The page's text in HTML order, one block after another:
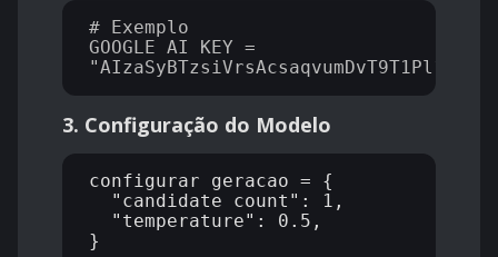
# Exemplo
GOOGLE_AI_KEY =
3. Configuração do Modelo
configurar_geracao = {
}